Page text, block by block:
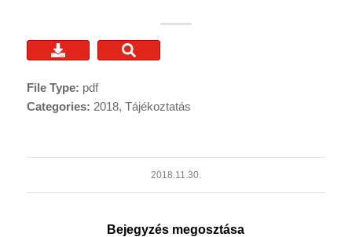
File Type: pdf
Categories: 2018, Tájékoztatás
2018.11.30.
Bejegyzés megosztása